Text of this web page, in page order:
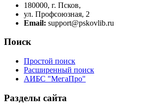
180000, г. Псков,
ул. Профсоюзная, 2
Email: support@pskovlib.ru
Поиск
Простой поиск
Расширенный поиск
АИБС "МегаПро"
Разделы сайта